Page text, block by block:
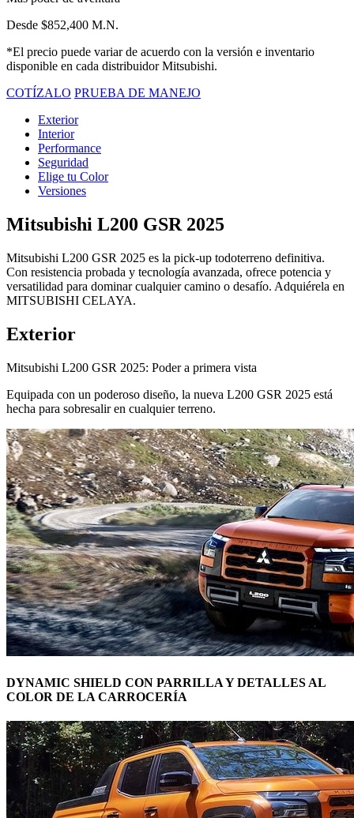
Desde $852,400 M.N.
*El precio puede variar de acuerdo con la versión e inventario
disponible en cada distribuidor Mitsubishi.
COTÍZALO PRUEBA DE MANEJO
Exterior
Interior
Performance
Seguridad
Elige tu Color
Versiones
Mitsubishi L200 GSR 2025
Mitsubishi L200 GSR 2025 es la pick-up todoterreno definitiva.
Con resistencia probada y tecnología avanzada, ofrece potencia y
versatilidad para dominar cualquier camino o desafío. Adquiérela en
MITSUBISHI CELAYA.
Exterior
Mitsubishi L200 GSR 2025: Poder a primera vista
Equipada con un poderoso diseño, la nueva L200 GSR 2025 está
hecha para sobresalir en cualquier terreno.
DYNAMIC SHIELD CON PARRILLA Y DETALLES AL
COLOR DE LA CARROCERÍA